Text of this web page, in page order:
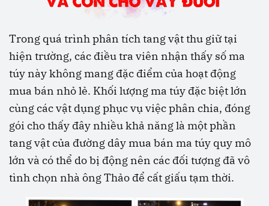
Trong quá trình phân tích tang vật thu giữ tại
hiện trường, các điều tra viên nhận thấy số ma
túy này không mang đặc điểm của hoạt động
mua bán nhỏ lẻ. Khối lượng ma túy đặc biệt lớn
cùng các vật dụng phục vụ việc phân chia, đóng
gói cho thấy đây nhiều khả năng là một phần
tang vật của đường dây mua bán ma túy quy mô
lớn và có thể do bị động nên các đối tượng đã vô
tình chọn nhà ông Thảo để cất giấu tạm thời.